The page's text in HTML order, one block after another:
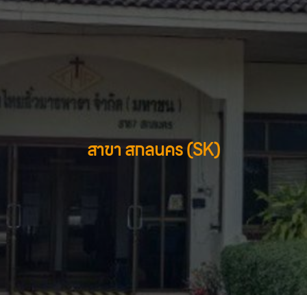
สาขา สกลนคร (SK)